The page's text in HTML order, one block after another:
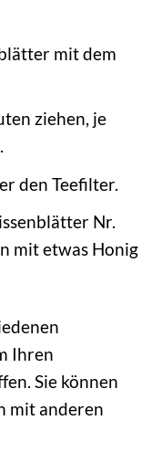
mit dem
ziehen, je
den Teefilter.
Nr.
mit etwas Honig
Ihren
Sie können
mit anderen